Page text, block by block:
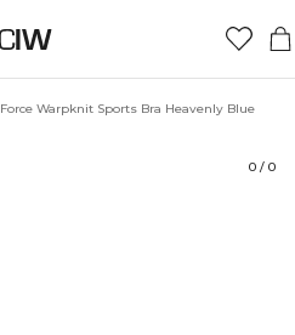
Force Warpknit Sports Bra Heavenly Blue
0 / 0